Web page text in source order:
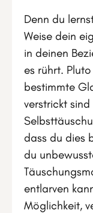
Denn du
Weise dein
in deinen
es rührt.
bestimmte
verstrickt
dass du dies
du
entlarven
Möglichkeit,